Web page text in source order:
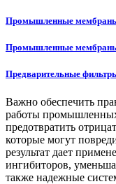
Промышленные
Промышленные
Предварительные
Важно обеспечить
работы
предотвратить
которые могут
результат дает
ингибиторов,
также надежные